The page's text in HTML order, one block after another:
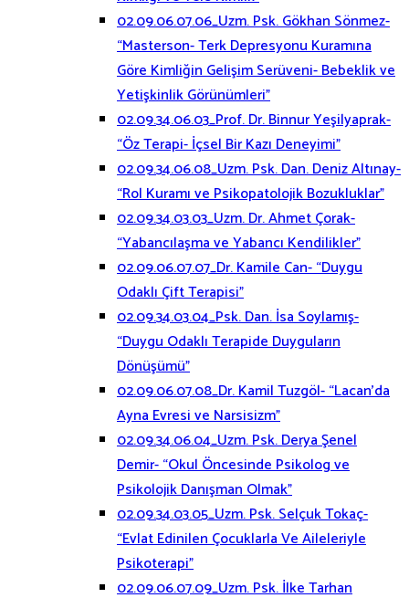
02.09.06.07.06_Uzm. Psk. Gökhan Sönmez-
“Masterson- Terk Depresyonu Kuramına
Göre Kimliğin Gelişim Serüveni- Bebeklik ve
Yetişkinlik Görünümleri”
02.09.34.06.03_Prof. Dr. Binnur Yeşilyaprak-
“Öz Terapi- İçsel Bir Kazı Deneyimi”
02.09.34.06.08_Uzm. Psk. Dan. Deniz Altınay-
“Rol Kuramı ve Psikopatolojik Bozukluklar”
02.09.34.03.03_Uzm. Dr. Ahmet Çorak-
“Yabancılaşma ve Yabancı Kendilikler”
02.09.06.07.07_Dr. Kamile Can- “Duygu
Odaklı Çift Terapisi”
02.09.34.03.04_Psk. Dan. İsa Soylamış-
“Duygu Odaklı Terapide Duyguların
Dönüşümü”
02.09.06.07.08_Dr. Kamil Tuzgöl- “Lacan’da
Ayna Evresi ve Narsisizm”
02.09.34.06.04_Uzm. Psk. Derya Şenel
Demir- “Okul Öncesinde Psikolog ve
Psikolojik Danışman Olmak”
02.09.34.03.05_Uzm. Psk. Selçuk Tokaç-
“Evlat Edinilen Çocuklarla Ve Aileleriyle
Psikoterapi”
02.09.06.07.09_Uzm. Psk. İlke Tarhan